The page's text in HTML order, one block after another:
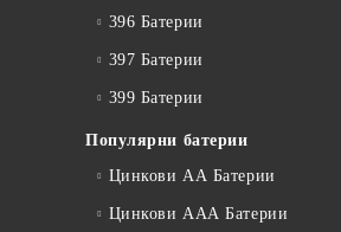
396 Батерии
397 Батерии
399 Батерии
Популярни батерии
Цинкови АА Батерии
Цинкови ААА Батерии